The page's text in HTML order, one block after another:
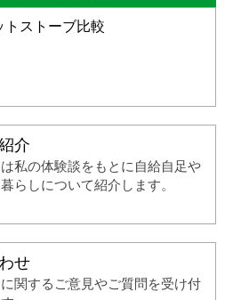
トストーブ比較
介
私の体験談をもとに自給自足や
らしについて紹介します。
せ
関するご意見やご質問を受け付